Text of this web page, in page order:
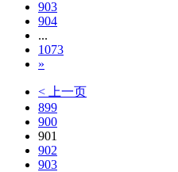
903
904
...
1073
»
< 上一页
899
900
901
902
903